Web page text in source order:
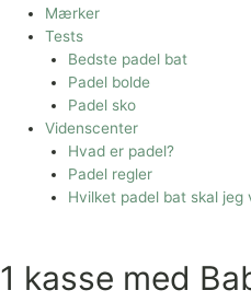
Mærker
Tests
Bedste padel bat
Padel bolde
Padel sko
Videnscenter
Hvad er padel?
Padel regler
Hvilket padel bat skal jeg
1 kasse med